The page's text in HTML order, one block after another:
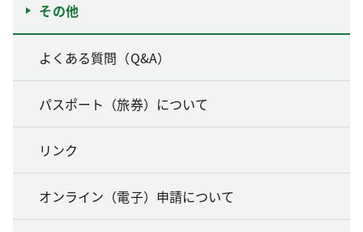
その他
よくある質問（Q&A）
パスポート（旅券）について
リンク
オンライン（電子）申請について